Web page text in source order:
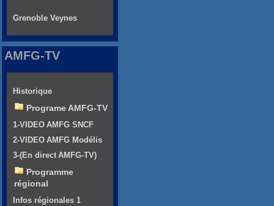
Grenoble Veynes
AMFG-TV
Historique
Programe AMFG-TV
1-VIDEO AMFG SNCF
2-VIDEO AMFG Modélis
3-(En direct AMFG-TV)
Programme
régional
Infos régionales 1